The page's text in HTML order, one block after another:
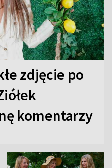
zdjęcie po
komentarzy